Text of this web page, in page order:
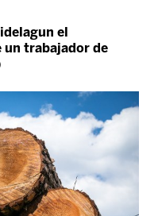
el
trabajador de